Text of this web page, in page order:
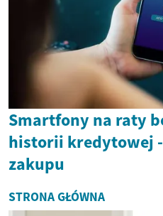
Smartfony na raty
historii kredytowej
zakupu
STRONA GŁÓWNA